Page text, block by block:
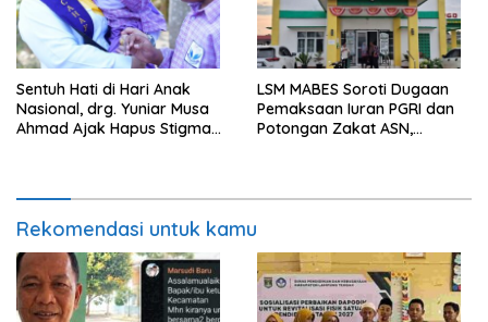
Sentuh Hati di Hari Anak
Nasional, drg. Yuniar Musa
Ahmad Ajak Hapus Stigma
LSM MABES Soroti Dugaan
Pemaksaan Iuran PGRI dan
Potongan Zakat ASN,
Rekomendasi untuk kamu